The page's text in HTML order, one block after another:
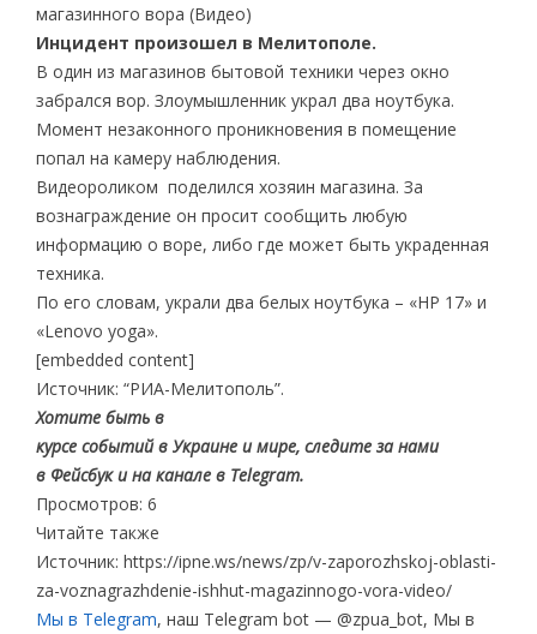
Инцидент произошел в Мелитополе.
В один из магазинов бытовой техники через окно
забрался вор. Злоумышленник украл два ноутбука.
Момент незаконного проникновения в помещение
попал на камеру наблюдения.
Видеороликом поделился хозяин магазина. За
вознаграждение он просит сообщить любую
информацию о воре, либо где может быть украденная
техника.
По его словам, украли два белых ноутбука – «HP 17» и
«Lenovo yogа».
[embedded content]
Источник: “РИА-Мелитополь”.
Хотите быть в
курсе событий в Украине и мире, следите за нами
в Фейсбук и на канале в Telegram.
Просмотров: 6
Читайте также
Источник: https://ipne.ws/news/zp/v-zaporozhskoj-oblasti-
za-voznagrazhdenie-ishhut-magazinnogo-vora-video/
Мы в Telegram, наш Telegram bot — @zpua_bot, Мы в